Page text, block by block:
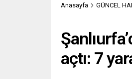
Anasayfa GÜNCEL
açtı: 7